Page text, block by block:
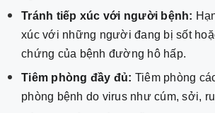
Tránh tiếp xúc với người bệnh:
xúc với những người đang bị sốt
chứng của bệnh đường hô hấp.
Tiêm phòng đầy đủ: Tiêm phòng
phòng bệnh do virus như cúm, sởi,